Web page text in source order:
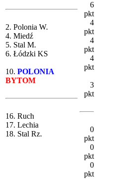
2. Polonia W.
4. Miedź
5. Stal M.
6. Łódzki KS
10. POLONIA
BYTOM
16. Ruch
17. Lechia
18. Stal Rz.
6
pkt
4
pkt
4
pkt
4
pkt
3
pkt
0
pkt
0
pkt
0
pkt